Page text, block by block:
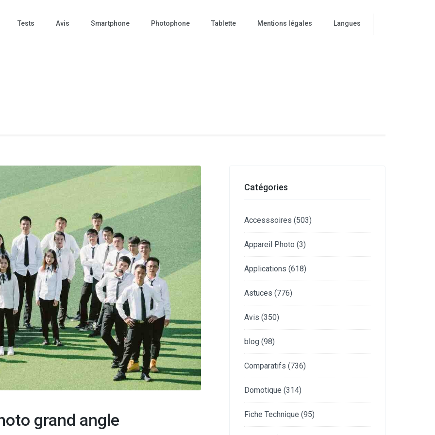
Tests Avis Smartphone Photophone Tablette Mentions légales Langues
grand angle
Catégories
Accesssoires (503)
Appareil Photo (3)
Applications (618)
Astuces (776)
Avis (350)
blog (98)
Comparatifs (736)
Domotique (314)
Fiche Technique (95)